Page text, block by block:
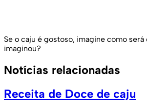
Se o caju é gostoso, imagine como
imaginou?
Notícias relacionadas
Receita de Doce de caju